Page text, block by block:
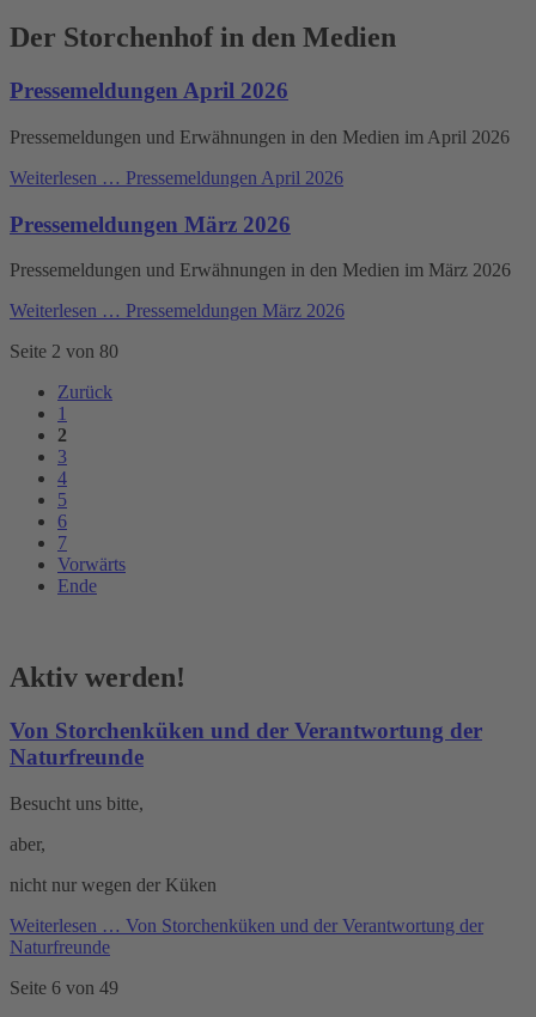
Der Storchenhof in den Medien
Pressemeldungen April 2026
Pressemeldungen und Erwähnungen in den Medien im April 2026
Weiterlesen … Pressemeldungen April 2026
Pressemeldungen März 2026
Pressemeldungen und Erwähnungen in den Medien im März 2026
Weiterlesen … Pressemeldungen März 2026
Seite 2 von 80
Zurück
1
2
3
4
5
6
7
Vorwärts
Ende
Aktiv werden!
Von Storchenküken und der Verantwortung der
Naturfreunde
Besucht uns bitte,
aber,
nicht nur wegen der Küken
Weiterlesen … Von Storchenküken und der Verantwortung der
Naturfreunde
Seite 6 von 49